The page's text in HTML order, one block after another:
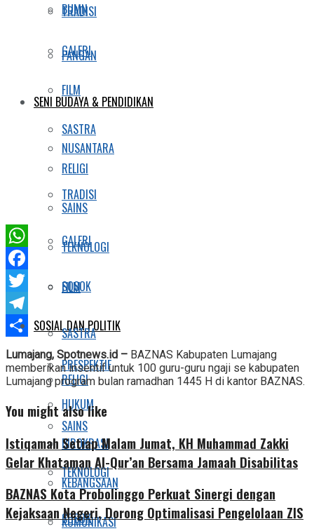
TRADISI
GALERI
FILM
SASTRA
RELIGI
SAINS
TEKNOLOGI
SOSOK
SOSIAL DAN POLITIK
PRESPEKTIF
HUKUM
BIROKRASI
KEBANGSAAN
KOMUNIKASI
BUMN
PANGAN
SENI BUDAYA & PENDIDIKAN
NUSANTARA
TRADISI
GALERI
FILM
SASTRA
RELIGI
SAINS
TEKNOLOGI
SOSOK
WhatsApp
Facebook
Twitter
Telegram
Share
Lumajang, Spotnews.id – BAZNAS Kabupaten Lumajang
memberikan insentif untuk 100 guru-guru ngaji se kabupaten
Lumajang program bulan ramadhan 1445 H di kantor BAZNAS.
You might also like
Istiqamah Setiap Malam Jumat, KH Muhammad Zakki
Gelar Khataman Al-Qur’an Bersama Jamaah Disabilitas
BAZNAS Kota Probolinggo Perkuat Sinergi dengan
Kejaksaan Negeri, Dorong Optimalisasi Pengelolaan ZIS